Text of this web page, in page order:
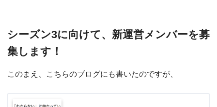
シーズン3に向けて、新運営メンバーを募
集します！
このまえ、こちらのブログにも書いたのですが、